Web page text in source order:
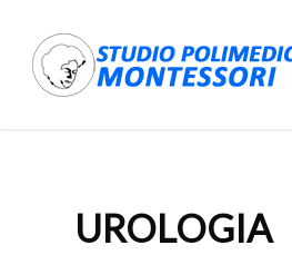
content
UROLOGIA